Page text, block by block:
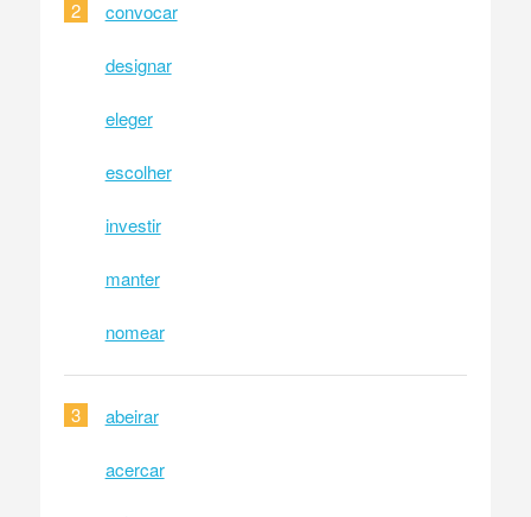
2 convocar
designar
eleger
escolher
investir
manter
nomear
3 abeirar
acercar